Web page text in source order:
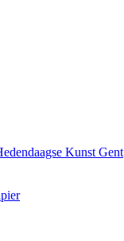
Kunst Gent